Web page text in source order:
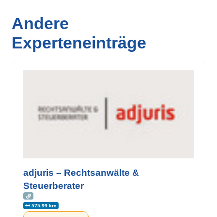
Andere
Experteneinträge
adjuris – Rechtsanwälte &
Steuerberater
575.99 km